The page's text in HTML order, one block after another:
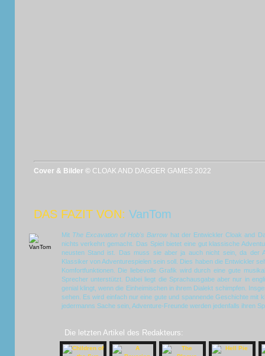
Cover & Bilder © CLOAK AND DAGGER GAMES 2022
DAS FAZIT VON: VanTom
Mit The Excavation of Hob's Barrow hat der Entwickler Cloak and
nichts verkehrt gemacht. Das Spiel bietet eine gut klassische
neusten Stand ist. Das muss sie aber ja auch nicht sein, da der
Klassiker von Adventurespielen sein soll. Dies haben die Entwickler
Komfortfunktionen. Die liebevolle Grafik wird durch eine gute
Sprecher unterstützt. Dabei liegt die Sprachausgabe aber nur in
genial klingt, wenn die Einheimischen in ihrem Dialekt schimpfen.
sehen. Es wird einfach nur eine gute und spannende Geschichte mit
jedermanns Sache sein, Adventure-Freunde werden jedenfalls ihren
Die letzten Artikel des Redakteurs: